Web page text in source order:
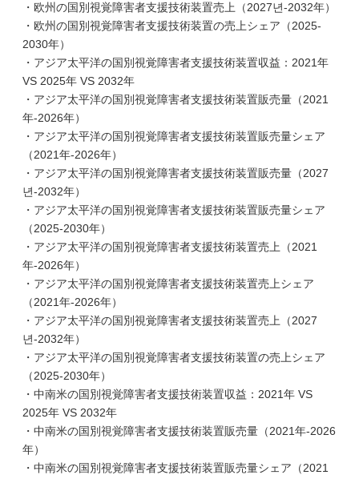
・欧州の国別視覚障害者支援技術装置売上（2027년-2032年）
・欧州の国別視覚障害者支援技術装置の売上シェア（2025-
2030年）
・アジア太平洋の国別視覚障害者支援技術装置収益：2021年
VS 2025年 VS 2032年
・アジア太平洋の国別視覚障害者支援技術装置販売量（2021
年-2026年）
・アジア太平洋の国別視覚障害者支援技術装置販売量シェア
（2021年-2026年）
・アジア太平洋の国別視覚障害者支援技術装置販売量（2027
년-2032年）
・アジア太平洋の国別視覚障害者支援技術装置販売量シェア
（2025-2030年）
・アジア太平洋の国別視覚障害者支援技術装置売上（2021
年-2026年）
・アジア太平洋の国別視覚障害者支援技術装置売上シェア
（2021年-2026年）
・アジア太平洋の国別視覚障害者支援技術装置売上（2027
년-2032年）
・アジア太平洋の国別視覚障害者支援技術装置の売上シェア
（2025-2030年）
・中南米の国別視覚障害者支援技術装置収益：2021年 VS
2025年 VS 2032年
・中南米の国別視覚障害者支援技術装置販売量（2021年-2026
年）
・中南米の国別視覚障害者支援技術装置販売量シェア（2021